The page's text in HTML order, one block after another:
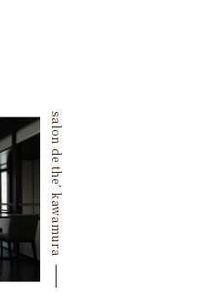
salon de the’ kawamura